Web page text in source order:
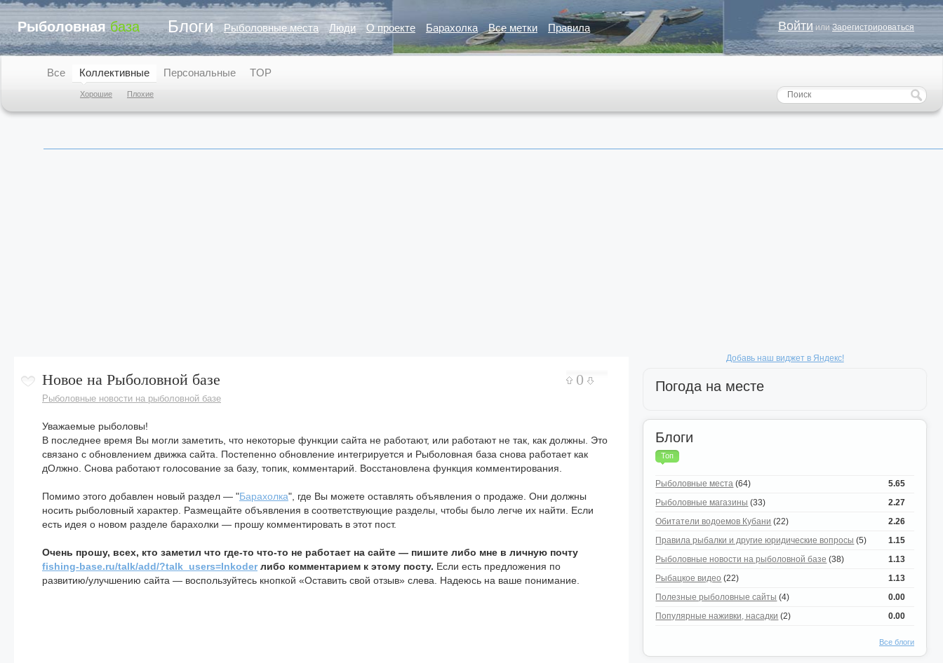
Рыболовнаябаза Блоги Рыболовные места Люди О проекте Барахолка Все метки Правила Войти или Зарегистрироваться
Все Коллективные
Хорошие Плохие
Персональные TOP
Новое на Рыболовной базе 0
Рыболовные новости на рыболовной базе
Уважаемые рыболовы!
В последнее время Вы могли заметить, что некоторые функции сайта не работают, или работают не так, как должны. Это
связано с обновлением движка сайта. Постепенно обновление интегрируется и Рыболовная база снова работает как
дОлжно. Снова работают голосование за базу, топик, комментарий. Восстановлена функция комментирования.
Помимо этого добавлен новый раздел — "Барахолка", где Вы можете оставлять объявления о продаже. Они должны
носить рыболовный характер. Размещайте объявления в соответствующие разделы, чтобы было легче их найти. Если
есть идея о новом разделе барахолки — прошу комментировать в этот пост.
Очень прошу, всех, кто заметил что где-то что-то не работает на сайте — пишите либо мне в личную почту
fishing-base.ru/talk/add/?talk_users=Inkoderлибо комментарием к этому посту. Если есть предложения по
развитию/улучшению сайта — воспользуйтесь кнопкой «Оставить свой отзыв» слева. Надеюсь на ваше понимание.
Добавь наш виджет в Яндекс!
Погода на месте
Блоги
Топ
5.65
Рыболовные места (64)
2.27
Рыболовные магазины (33)
2.26
Обитатели водоемов Кубани (22)
1.15
Правила рыбалки и другие юридические вопросы (5)
1.13
Рыболовные новости на рыболовной базе (38)
1.13
Рыбацкое видео (22)
0.00
Полезные рыболовные сайты (4)
0.00
Популярные наживки, насадки (2)
Все блоги